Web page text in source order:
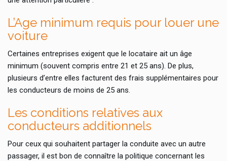
L’Age minimum requis pour louer une
voiture
Certaines entreprises exigent que le locataire ait un âge
minimum (souvent compris entre 21 et 25 ans). De plus,
plusieurs d’entre elles facturent des frais supplémentaires pour
les conducteurs de moins de 25 ans.
Les conditions relatives aux
conducteurs additionnels
Pour ceux qui souhaitent partager la conduite avec un autre
passager, il est bon de connaître la politique concernant les